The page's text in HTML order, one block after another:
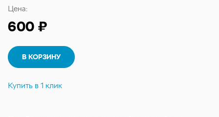
Цена:
600 ₽
В КОРЗИНУ
Купить в 1 клик